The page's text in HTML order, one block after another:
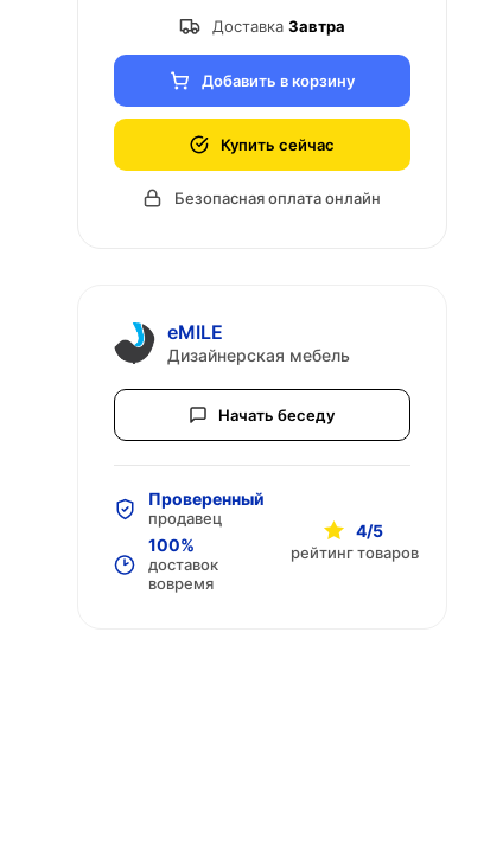
Доставка Завтра
Добавить в корзину
Купить сейчас
Безопасная оплата онлайн
eMILE
Дизайнерская мебель
Начать беседу
Проверенный
продавец
100%
доставок
вовремя
4/5
рейтинг товаров